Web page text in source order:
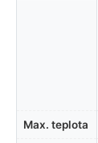
Max. teplota